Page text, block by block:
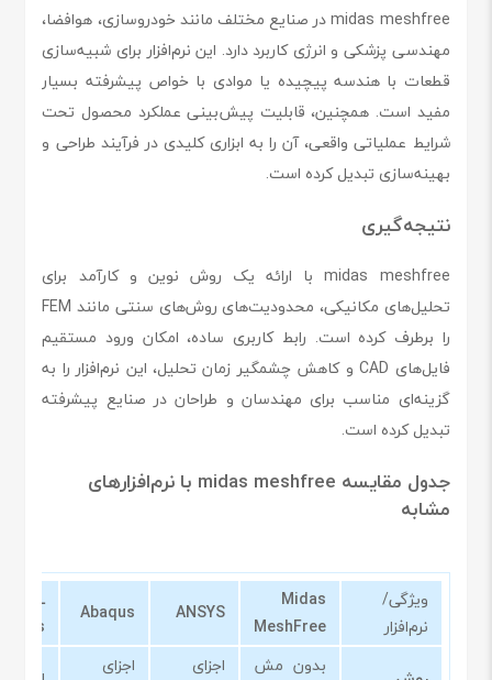
midas meshfree در صنایع مختلف مانند خودروسازی، هوافضا،
مهندسی پزشکی و انرژی کاربرد دارد. این نرم‌افزار برای شبیه‌سازی
قطعات با هندسه پیچیده یا موادی با خواص پیشرفته بسیار
مفید است. همچنین، قابلیت پیش‌بینی عملکرد محصول تحت
شرایط عملیاتی واقعی، آن را به ابزاری کلیدی در فرآیند طراحی و
بهینه‌سازی تبدیل کرده است.
نتیجه‌گیری
midas meshfree با ارائه یک روش نوین و کارآمد برای
تحلیل‌های مکانیکی، محدودیت‌های روش‌های سنتی مانند FEM
را برطرف کرده است. رابط کاربری ساده، امکان ورود مستقیم
فایل‌های CAD و کاهش چشمگیر زمان تحلیل، این نرم‌افزار را به
گزینه‌ای مناسب برای مهندسان و طراحان در صنایع پیشرفته
تبدیل کرده است.
جدول مقایسه midas meshfree با نرم‌افزارهای
مشابه
ویژگی/
نرم‌افزار
Midas
MeshFree
ANSYS
Abaqus
بدون مش
اجزای
اجزای